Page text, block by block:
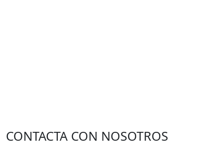
CONTACTA CON NOSOTROS